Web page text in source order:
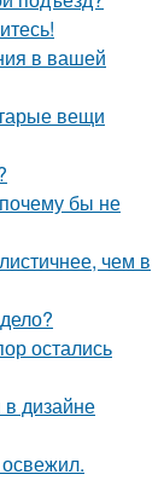
в вашей
вещи
бы не
чем в
остались
дизайне